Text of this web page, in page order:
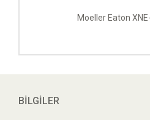
Moeller Eaton
BILGILER